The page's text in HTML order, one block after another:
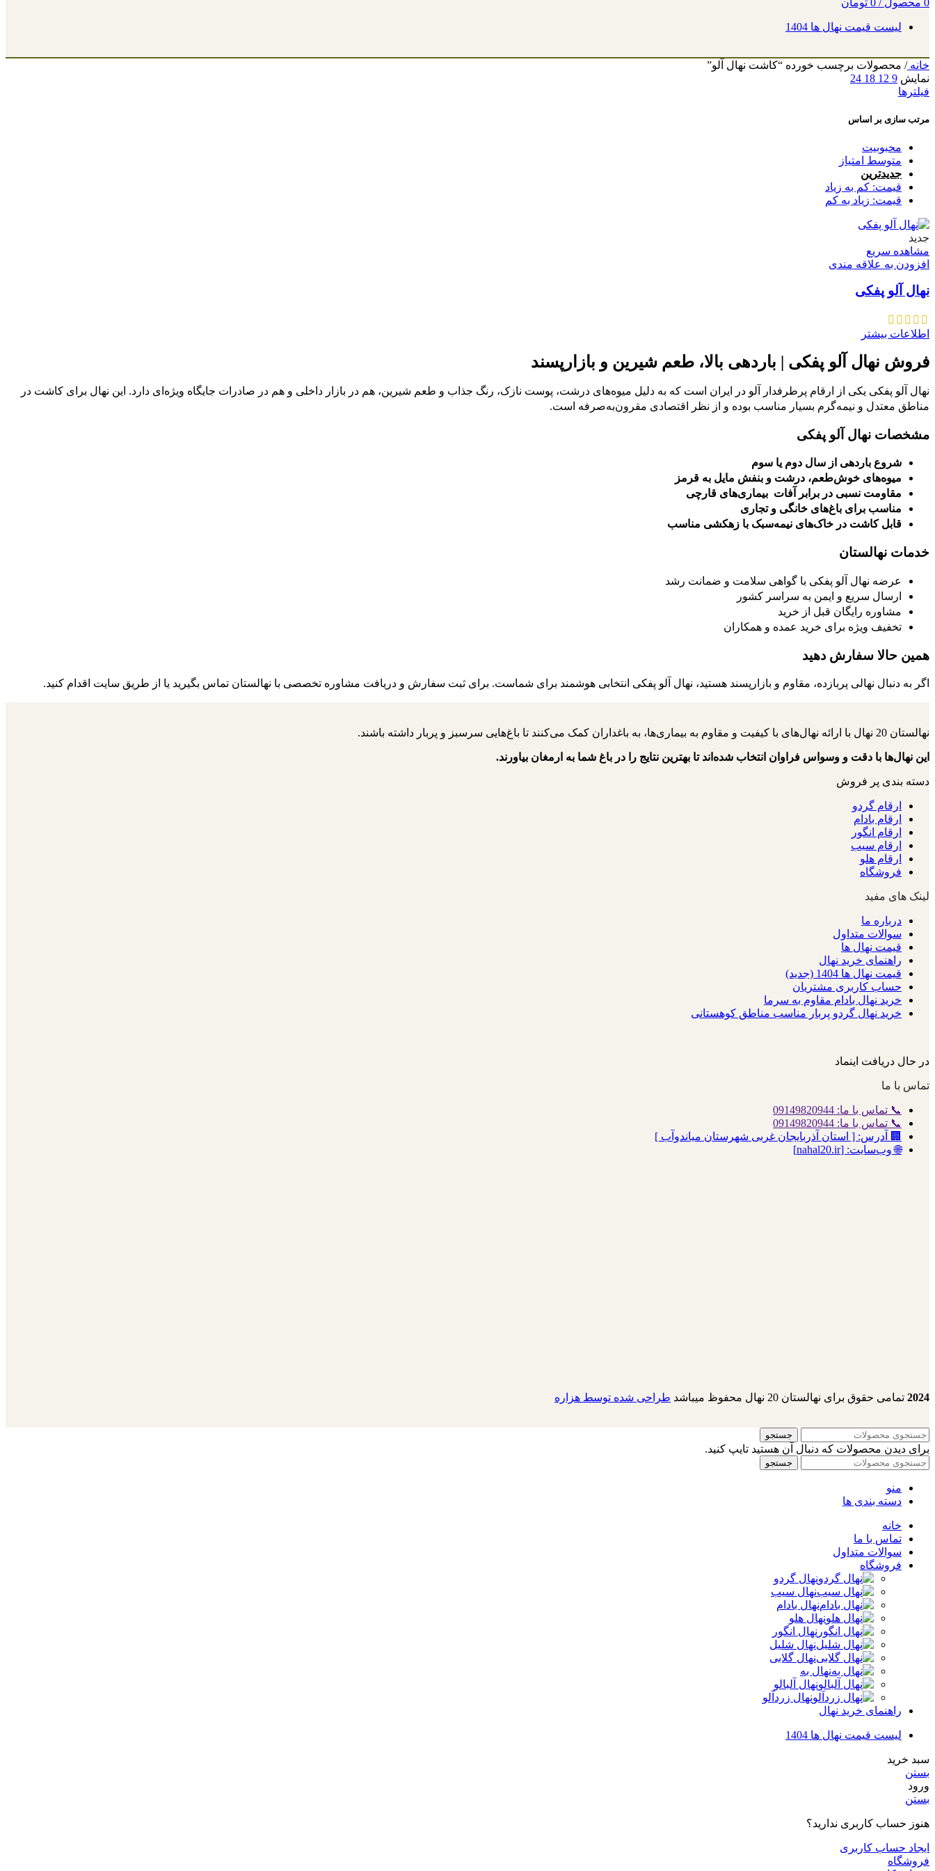
0 محصول /
0 تومان
لیست قیمت نهال ها 1404
خانه/ محصولات برچسب خورده “کاشت نهال آلو”
نمایش 9
12
18
24
فیلترها
مرتب سازی بر اساس
محبوبیت
متوسط امتیاز
جدیدترین
قیمت: کم به زیاد
قیمت: زیاد به کم
جدید
مشاهده سریع
افزودن به علاقه مندی
نهال آلو پفکی
اطلاعات بیشتر
فروش نهال آلو پفکی | باردهی بالا، طعم شیرین و بازارپسند
نهال آلو پفکی یکی از ارقام پرطرفدار آلو در ایران است که به دلیل میوه‌های درشت، پوست نازک، رنگ جذاب و طعم شیرین، هم در بازار داخلی و هم در صادرات جایگاه ویژه‌ای دارد. این نهال برای کاشت در
مناطق معتدل و نیمه‌گرم بسیار مناسب بوده و از نظر اقتصادی مقرون‌به‌صرفه است.
مشخصات نهال آلو پفکی
شروع باردهی از سال دوم یا سوم
میوه‌های خوش‌طعم، درشت و بنفش مایل به قرمز
مقاومت نسبی در برابر آفات بیماری‌های قارچی
مناسب برای باغ‌های خانگی و تجاری
قابل کاشت در خاک‌های نیمه‌سبک با زهکشی مناسب
خدمات نهالستان
عرضه نهال آلو پفکی با گواهی سلامت و ضمانت رشد
ارسال سریع و ایمن به سراسر کشور
مشاوره رایگان قبل از خرید
تخفیف ویژه برای خرید عمده و همکاران
همین حالا سفارش دهید
اگر به دنبال نهالی پربازده، مقاوم و بازارپسند هستید، نهال آلو پفکی انتخابی هوشمند برای شماست. برای ثبت سفارش و دریافت مشاوره تخصصی با نهالستان تماس بگیرید یا از طریق سایت اقدام کنید.
نهالستان 20 نهال با ارائه نهال‌های با کیفیت و مقاوم به بیماری‌ها، به باغداران کمک می‌کنند تا باغ‌هایی سرسبز و پربار داشته باشند.
این نهال‌ها با دقت و وسواس فراوان انتخاب شده‌اند تا بهترین نتایج را در باغ شما به ارمغان بیاورند.
دسته بندی پر فروش
ارقام گردو
ارقام بادام
ارقام انگور
ارقام سیب
ارقام هلو
فروشگاه
لینک های مفید
درباره ما
سوالات متداول
قیمت نهال ها
راهنمای خرید نهال
قیمت نهال ها 1404 (جدید)
حساب کاربری مشتریان
خرید نهال بادام مقاوم به سرما
خرید نهال گردو پربار مناسب مناطق کوهستانی
در حال دریافت اینماد
تماس با ما
📞 تماس با ما: 09149820944
📞 تماس با ما: 09149820944
🏢 آدرس: [ استان آذربایجان غربی شهرستان میاندوآب ]
🌐 وب‌سایت: [nahal20.ir]
2024 تمامی حقوق برای نهالستان 20 نهال محفوظ میباشد طراحی شده توسط هزاره
جستجو
برای دیدن محصولات که دنبال آن هستید تایپ کنید.
جستجو
منو
دسته بندی ها
خانه
تماس با ما
سوالات متداول
فروشگاه
نهال گردو
نهال سیب
نهال بادام
نهال هلو
نهال انگور
نهال شلیل
نهال گلابی
نهال به
نهال آلبالو
نهال زردآلو
راهنمای خرید نهال
لیست قیمت نهال ها 1404
سبد خرید
بستن
ورود
بستن
هنوز حساب کاربری ندارید؟
ایجاد حساب کاربری
فروشگاه